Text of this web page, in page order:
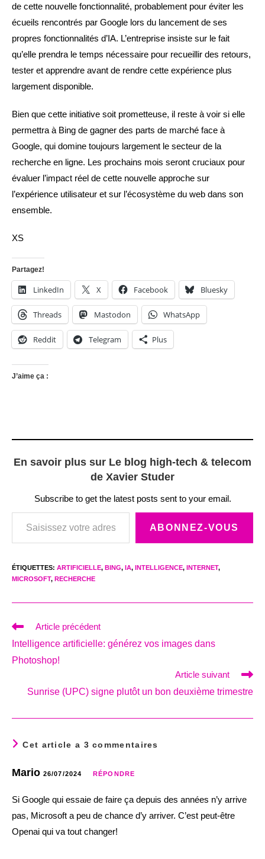
de cette nouvelle fonctionnalité, probablement pour éviter les
écueils rencontrés par Google lors du lancement de ses
propres fonctionnalités d’IA. L’entreprise insiste sur le fait
qu’elle prendra le temps nécessaire pour recueillir des retours,
tester et apprendre avant de rendre cette expérience plus
largement disponible.
Bien que cette initiative soit prometteuse, il reste à voir si elle
permettra à Bing de gagner des parts de marché face à
Google, qui domine toujours largement le secteur de la
recherche en ligne. Les prochains mois seront cruciaux pour
évaluer l’impact réel de cette nouvelle approche sur
l’expérience utilisateur et sur l’écosystème du web dans son
ensemble.
XS
Partagez!
LinkedIn X Facebook Bluesky
Threads Mastodon WhatsApp
Reddit Telegram Plus
J’aime ça :
En savoir plus sur Le blog high-tech & telecom
de Xavier Studer
Subscribe to get the latest posts sent to your email.
Saisissez votre adresse e-mail…
ABONNEZ-VOUS
ÉTIQUETTES: ARTIFICIELLE, BING, IA, INTELLIGENCE, INTERNET,
MICROSOFT, RECHERCHE
Read
articles
Article précédent
Intelligence artificielle: générez vos images dans
Photoshop!
Article suivant
Sunrise (UPC) signe plutôt un bon deuxième trimestre
Cet article a 3 commentaires
Mario 26/07/2024 RÉPONDRE
Si Google qui essaie de faire ça depuis des années n’y arrive
pas, Microsoft a peu de chance d’y arriver. C’est peut-être
Openai qui va tout changer!